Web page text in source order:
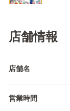
店舗情報
店舗名
営業時間